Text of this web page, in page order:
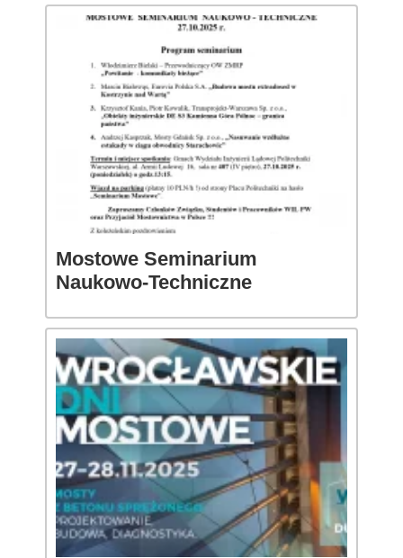
Mostowe Seminarium
Naukowo-Techniczne